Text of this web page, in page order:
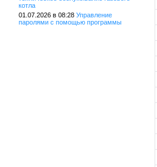
котла
01.07.2026 в 08:28 Управление
паролями с помощью программы